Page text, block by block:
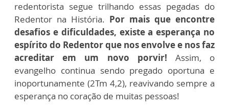
redentorista segue trilhando essas pegadas do
Redentor na História. Por mais que encontre
desafios e dificuldades, existe a esperança no
espírito do Redentor que nos envolve e nos faz
acreditar em um novo porvir! Assim, o
evangelho continua sendo pregado oportuna e
inoportunamente (2Tm 4,2), reavivando sempre a
esperança no coração de muitas pessoas!